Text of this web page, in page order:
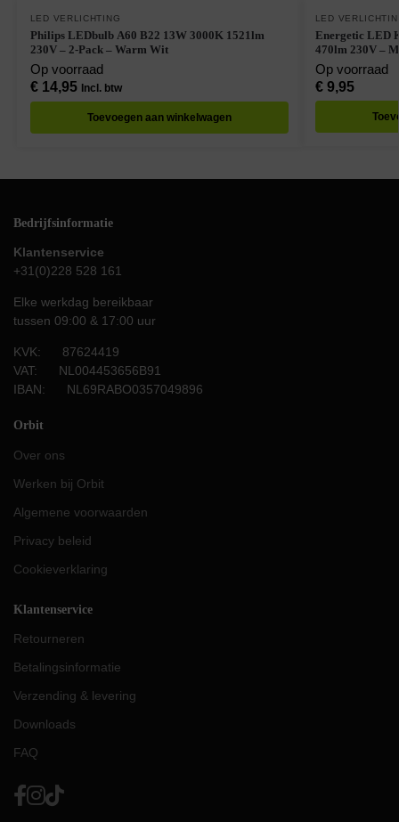
LED VERLICHTING
Philips LEDbulb A60 B22 13W 3000K 1521lm
230V – 2-Pack – Warm Wit
Op voorraad
€14,95 Incl. btw
Toevoegen aan winkelwagen
LED
Energetic LED
470lm 230V –
Op voorraad
€9,95
Bedrijfsinformatie
Klantenservice
+31(0)228 528 161
Elke werkdag bereikbaar
tussen 09:00 & 17:00 uur
KVK: 87624419
VAT: NL004453656B91
IBAN: NL69RABO0357049896
Orbit
Over ons
Werken bij Orbit
Algemene voorwaarden
Privacy beleid
Cookieverklaring
Klantenservice
Retourneren
Betalingsinformatie
Verzending & levering
Downloads
FAQ